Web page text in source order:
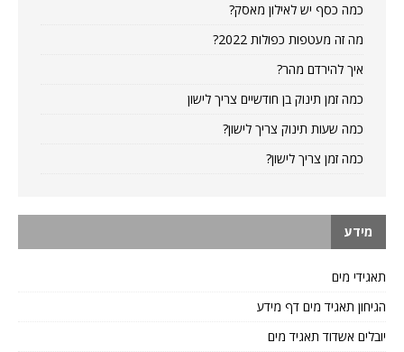
כמה כסף יש לאילון מאסק?
מה זה מעטפות כפולות 2022?
איך להירדם מהר?
כמה זמן תינוק בן חודשיים צריך לישון
כמה שעות תינוק צריך לישון?
כמה זמן צריך לישון?
מידע
תאגידי מים
הגיחון תאגיד מים דף מידע
יובלים אשדוד תאגיד מים